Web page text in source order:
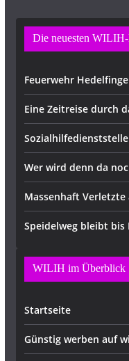
Die neuesten
Feuerwehr
Eine Zeitreise durch
Wer wird denn da
Massenhaft
Speidelweg bleibt
WILIH im Überblick
Startseite
Günstig werben auf